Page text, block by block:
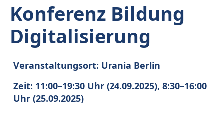
Konferenz Bildung
Digitalisierung
Veranstaltungsort: Urania Berlin
Zeit: 11:00–19:30 Uhr (24.09.2025), 8:30–16:00
Uhr (25.09.2025)